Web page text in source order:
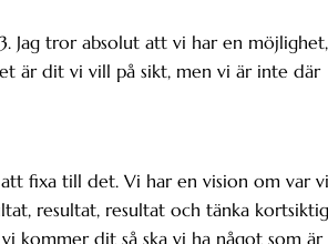
Jag tror absolut att vi har en möjlighet,
är dit vi vill på sikt, men vi är inte där
fixa till det. Vi har en vision om var vi
resultat, resultat och tänka
kommer dit så ska vi ha något som är